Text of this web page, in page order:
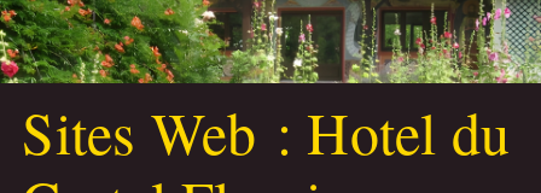
Sites Web : Hotel du